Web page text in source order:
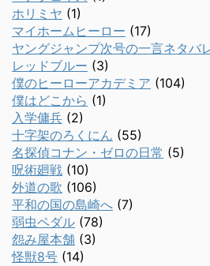
ホリミヤ (1)
マイホームヒーロー (17)
ヤングジャンプ次号の一言ネタバ
レッドブルー (3)
僕のヒーローアカデミア (104)
僕はどこから (1)
入学傭兵 (2)
十字架のろくにん (55)
名探偵コナン・ゼロの日常 (5)
呪術廻戦 (10)
外道の歌 (106)
平和の国の島崎へ (7)
弱虫ペダル (78)
怨み屋本舗 (3)
怪獣8号 (14)